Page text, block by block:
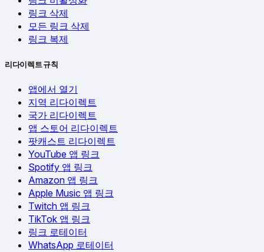
링크 삭제
모든 링크 삭제
링크 복제
리다이렉트 규칙
앱에서 열기
지역 리다이렉트
국가 리다이렉트
앱 스토어 리다이렉트
팟캐스트 리다이렉트
YouTube 앱 링크
Spotify 앱 링크
Amazon 앱 링크
Apple Music 앱 링크
Twitch 앱 링크
TikTok 앱 링크
링크 로테이터
WhatsApp 로테이터